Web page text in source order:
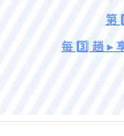
第
每 3️⃣ 趟 ▸